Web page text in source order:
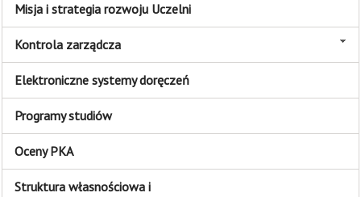
Misja i strategia rozwoju Uczelni
Kontrola zarządcza
Elektroniczne systemy doręczeń
Programy studiów
Oceny PKA
Struktura własnościowa i